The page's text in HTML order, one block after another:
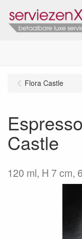
Flora Castle
Castle
120 ml, H 7 cm,